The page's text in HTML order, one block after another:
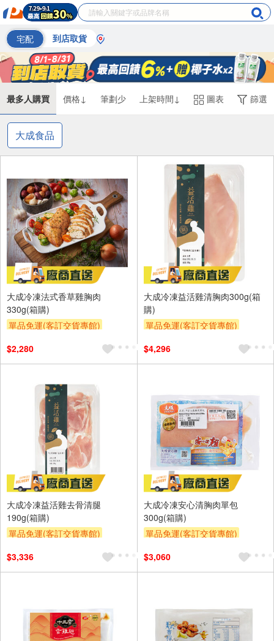
宅配 到店取貨
最多人購買 價格↓ 筆劃少 上架時間↓ 圖表 篩選
大成食品
大成冷凍法式香草雞胸肉
330g(箱購)
單品免運(客訂交貨專館)
$2,280
大成冷凍益活雞清胸肉300g(箱
購)
單品免運(客訂交貨專館)
$4,296
大成冷凍益活雞去骨清腿
190g(箱購)
單品免運(客訂交貨專館)
$3,336
大成冷凍安心清胸肉單包
300g(箱購)
單品免運(客訂交貨專館)
$3,060